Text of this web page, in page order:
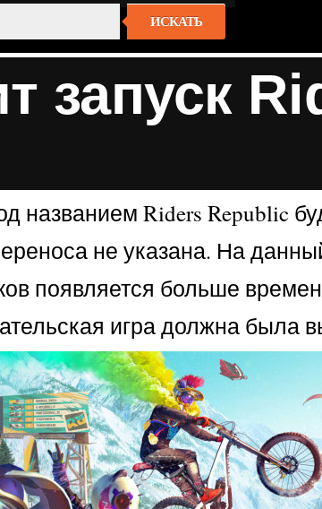
ИСКАТЬ
запуск
названием Riders Republic
не указана. На
появляется больше
игра должна была